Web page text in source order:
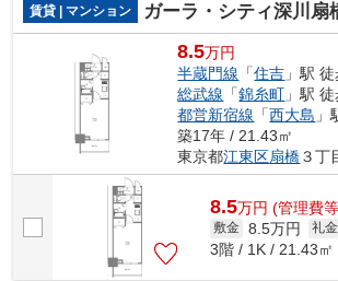
賃貸 | マンション ガーラ・シティ深川扇
8.5万円
半蔵門線 「住吉 」駅
総武線 「錦糸町 」駅
都営新宿線 「西大島 」
築17年 / 21.43㎡
東京都江東区扇橋３丁
8.5万円 (管理費
敷金 8.5万円 礼金
3階 / 1K / 21.43㎡